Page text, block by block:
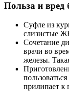
Польза и вред
Суфле из
слизистые
Сочетание
врачи во
железы.
прилипает к